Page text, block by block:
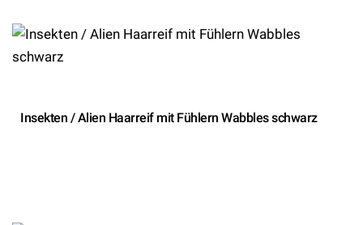
Insekten / Alien Haarreif mit Fühlern Wabbles schwarz